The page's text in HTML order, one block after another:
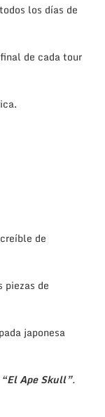
los días de
de cada tour
de
piezas de
japonesa
“El Ape Skull”.